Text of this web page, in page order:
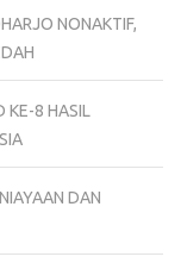
NONAKTIF,
KE-8 HASIL
DAN